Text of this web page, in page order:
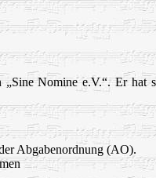
Nomine e.V.“. Er
Abgabenordnung (AO).